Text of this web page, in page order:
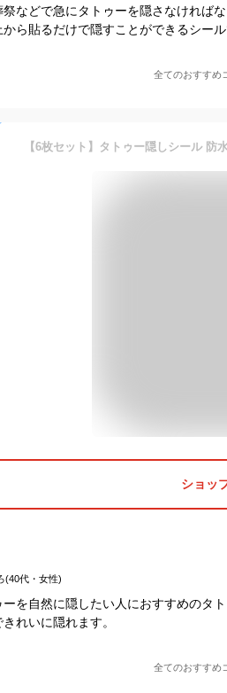
祭などで急にタトゥーを隠さなければ
から貼るだけで隠すことができるシール
全てのおすすめ
ショッ
(40代・女性)
ーを自然に隠したい人におすすめのタ
れいに隠れます。
全てのおすすめ